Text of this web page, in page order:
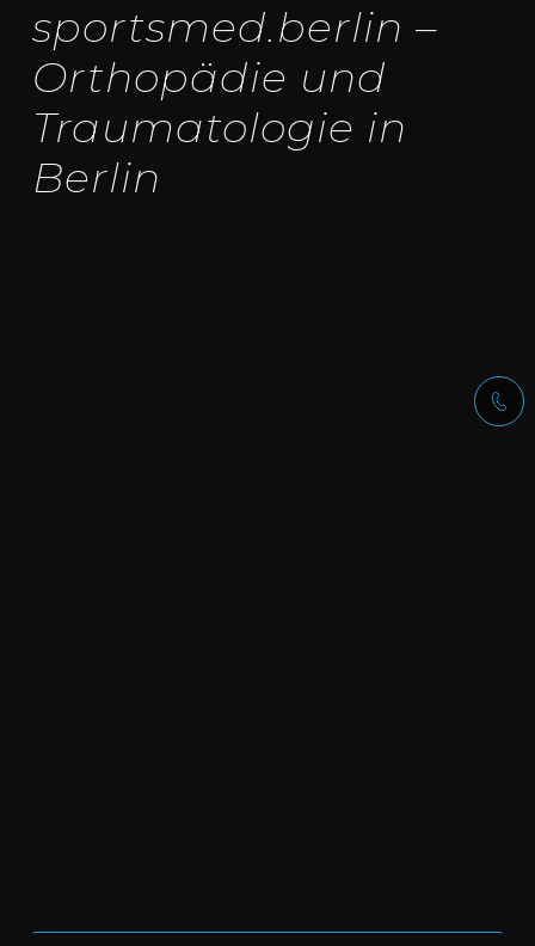
sportsmed.berlin –
Ortho­pä­die und
Traumatologie in
Ber­lin